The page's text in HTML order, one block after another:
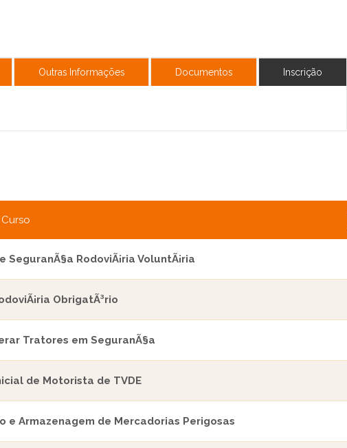
Outras Informações Documentos Inscrição
SeguranÃ§a RodoviÃ¡ria VoluntÃ¡ria
ObrigatÃ³rio
Tratores em SeguranÃ§a
de Motorista de TVDE
e Armazenagem de Mercadorias Perigosas